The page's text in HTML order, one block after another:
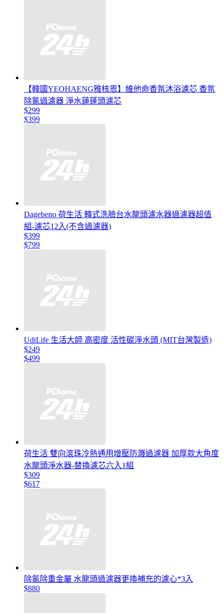
【韓國YEOHAENG雅核恩】維他命香氛沐浴濾芯 香氛
除氯過濾器 淨水蓮蓬頭濾芯
$299
$399
Dagebeno 荷生活 韓式洗臉台水龍頭濾水器過濾器超值
組-濾芯12入(不含過濾器)
$399
$799
UdiLife 生活大師 高密度 活性碳淨水頭 (MIT台灣製造)
$249
$499
荷生活 雙向滾珠冷熱通用增壓防濺過濾器 加厚款大角度
水龍頭淨水器-替換濾芯六入1組
$309
$617
除氯除重金屬 水龍頭過濾器更換補充的濾心*3入
$880